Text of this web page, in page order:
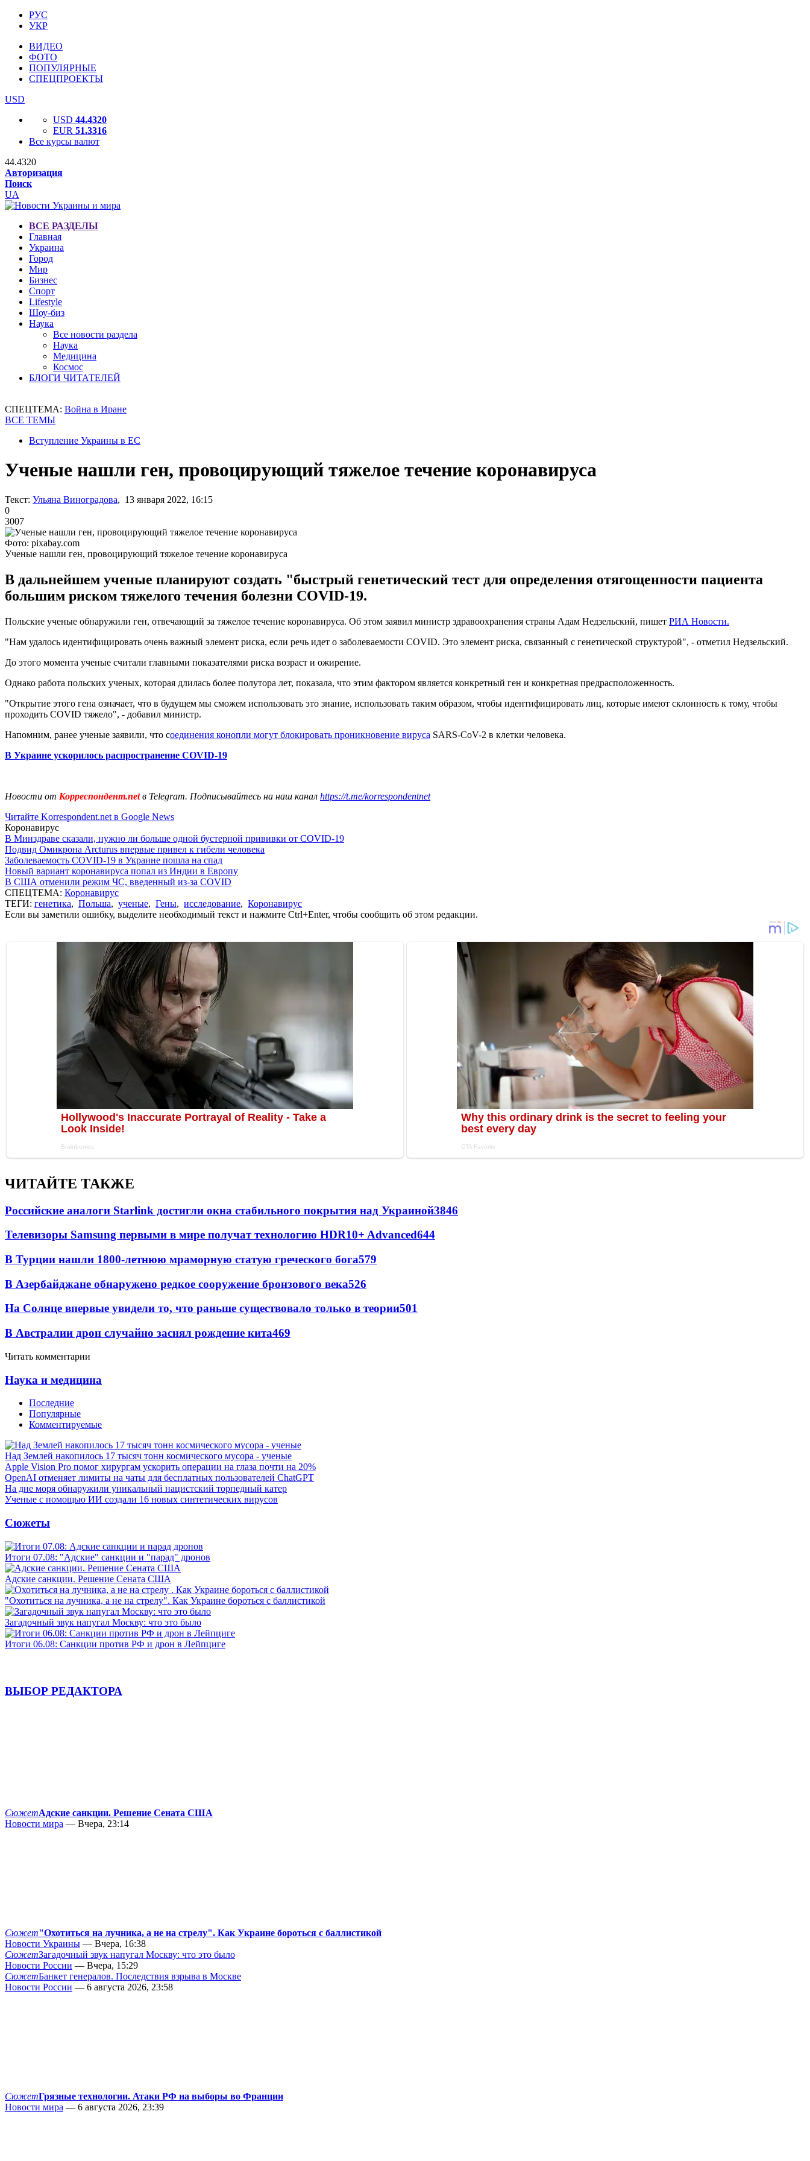
РУС
УКР
ВИДЕО
ФОТО
ПОПУЛЯРНЫЕ
СПЕЦПРОЕКТЫ
USD
USD 44.4320
EUR 51.3316
Все курсы валют
44.4320
Авторизация
Поиск
UA
ВСЕ РАЗДЕЛЫ
Главная
Украина
Город
Мир
Бизнес
Спорт
Lifestyle
Шоу-биз
Наука
Все новости раздела
Наука
Медицина
Космос
БЛОГИ ЧИТАТЕЛЕЙ
СПЕЦТЕМА: Война в Иране
ВСЕ ТЕМЫ
Вступление Украины в ЕС
Ученые нашли ген, провоцирующий тяжелое течение коронавируса
Текст: Ульяна Виноградова, 13 января 2022, 16:15
0
3007
Фото: pixabay.com
Ученые нашли ген, провоцирующий тяжелое течение коронавируса
В дальнейшем ученые планируют создать "быстрый генетический тест для определения отягощенности пациента
большим риском тяжелого течения болезни COVID-19.
Польские ученые обнаружили ген, отвечающий за тяжелое течение коронавируса. Об этом заявил министр здравоохранения страны Адам Недзельский, пишет РИА Новости.
"Нам удалось идентифицировать очень важный элемент риска, если речь идет о заболеваемости COVID. Это элемент риска, связанный с генетической структурой", - отметил Недзельский.
До этого момента ученые считали главными показателями риска возраст и ожирение.
Однако работа польских ученых, которая длилась более полутора лет, показала, что этим фактором является конкретный ген и конкретная предрасположенность.
"Открытие этого гена означает, что в будущем мы сможем использовать это знание, использовать таким образом, чтобы идентифицировать лиц, которые имеют склонность к тому, чтобы
проходить COVID тяжело", - добавил министр.
Напомним, ранее ученые заявили, что соединения конопли могут блокировать проникновение вируса SARS-CoV-2 в клетки человека.
В Украине ускорилось распространение COVID-19
Новости от Корреспондент.netв Telegram. Подписывайтесь на наш канал https://t.me/korrespondentnet
Читайте Korrespondent.net в Google News
Коронавирус
В Минздраве сказали, нужно ли больше одной бустерной прививки от COVID-19
Подвид Омикрона Arcturus впервые привел к гибели человека
Заболеваемость COVID-19 в Украине пошла на спад
Новый вариант коронавируса попал из Индии в Европу
В США отменили режим ЧС, введенный из-за COVID
СПЕЦТЕМА: Коронавирус
ТЕГИ: генетика, Польша, ученые, Гены, исследование, Коронавирус
Если вы заметили ошибку, выделите необходимый текст и нажмите Ctrl+Enter, чтобы сообщить об этом редакции.
ЧИТАЙТЕ ТАКЖЕ
Российские аналоги Starlink достигли окна стабильного покрытия над Украиной3846
Телевизоры Samsung первыми в мире получат технологию HDR10+ Advanced644
В Турции нашли 1800-летнюю мраморную статую греческого бога579
В Азербайджане обнаружено редкое сооружение бронзового века526
На Солнце впервые увидели то, что раньше существовало только в теории501
В Австралии дрон случайно заснял рождение кита469
Читать комментарии
Наука и медицина
Последние
Популярные
Комментируемые
Над Землей накопилось 17 тысяч тонн космического мусора - ученые
Apple Vision Pro помог хирургам ускорить операции на глаза почти на 20%
OpenAI отменяет лимиты на чаты для бесплатных пользователей ChatGPT
На дне моря обнаружили уникальный нацистский торпедный катер
Ученые с помощью ИИ создали 16 новых синтетических вирусов
Сюжеты
Итоги 07.08: "Адские" санкции и "парад" дронов
Адские санкции. Решение Сената США
"Охотиться на лучника, а не на стрелу". Как Украине бороться с баллистикой
Загадочный звук напугал Москву: что это было
Итоги 06.08: Санкции против РФ и дрон в Лейпциге
ВЫБОР РЕДАКТОРА
СюжетАдские санкции. Решение Сената США
Новости мира — Вчера, 23:14
Сюжет"Охотиться на лучника, а не на стрелу". Как Украине бороться с баллистикой
Новости Украины — Вчера, 16:38
СюжетЗагадочный звук напугал Москву: что это было
Новости России — Вчера, 15:29
СюжетБанкет генералов. Последствия взрыва в Москве
Новости России — 6 августа 2026, 23:58
СюжетГрязные технологии. Атаки РФ на выборы во Франции
Новости мира — 6 августа 2026, 23:39